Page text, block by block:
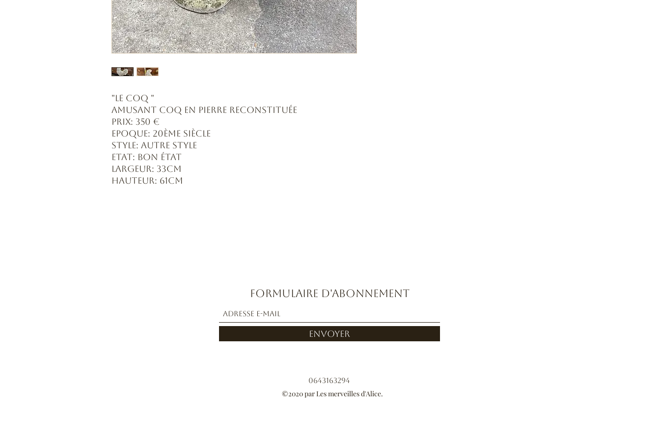
"Le Coq "
Amusant Coq en pierre reconstituée
Prix: 350 €
Epoque: 20ème siècle
Style: Autre style
Etat: Bon état
Largeur: 33cm
Hauteur: 61cm
Formulaire d'abonnement
Envoyer
0643163294
©2020 par Les merveilles d'Alice.